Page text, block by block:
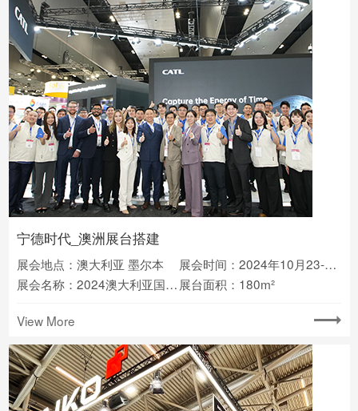
宁德时代_澳洲展台搭建
展会地点：澳大利亚 墨尔本
展会时间：2024年10月23-24日
展会名称：2024澳大利亚国际能源展览会(All-Energy Expo) 展台面积：180m²
View More